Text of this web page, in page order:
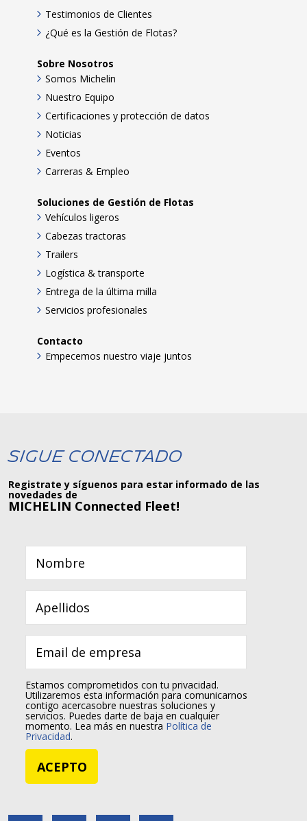
Testimonios de Clientes
¿Qué es la Gestión de Flotas?
Sobre Nosotros
Somos Michelin
Nuestro Equipo
Certificaciones y protección de datos
Noticias
Eventos
Carreras & Empleo
Soluciones de Gestión de Flotas
Vehículos ligeros
Cabezas tractoras
Trailers
Logística & transporte
Entrega de la última milla
Servicios profesionales
Contacto
Empecemos nuestro viaje juntos
Sigue Conectado
Registrate y síguenos para estar informado de las
novedades de
MICHELIN Connected Fleet!
Estamos comprometidos con tu privacidad.
Utilizaremos esta información para comunicarnos
contigo acercasobre nuestras soluciones y
servicios. Puedes darte de baja en cualquier
momento. Lea más en nuestra Política de
Privacidad.